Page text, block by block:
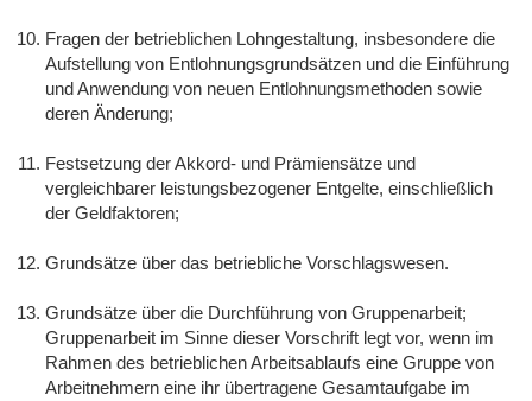
Fragen der betrieblichen Lohngestaltung, insbesondere die
Aufstellung von Entlohnungsgrundsätzen und die Einführung
und Anwendung von neuen Entlohnungsmethoden sowie
deren Änderung;
Festsetzung der Akkord- und Prämiensätze und
vergleichbarer leistungsbezogener Entgelte, einschließlich
der Geldfaktoren;
Grundsätze über das betriebliche Vorschlagswesen.
Grundsätze über die Durchführung von Gruppenarbeit;
Gruppenarbeit im Sinne dieser Vorschrift legt vor, wenn im
Rahmen des betrieblichen Arbeitsablaufs eine Gruppe von
Arbeitnehmern eine ihr übertragene Gesamtaufgabe im